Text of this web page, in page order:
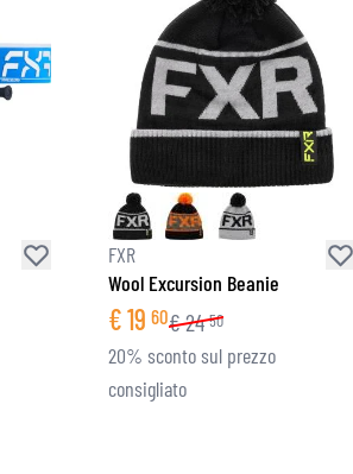
FXR
Wool Excursion Beanie
€19 60€24 50
20% sconto sul prezzo
consigliato